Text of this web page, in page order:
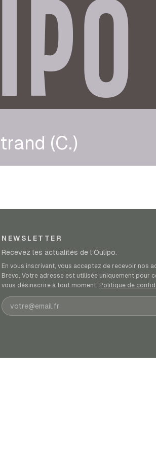
(C.)
NEWSLETTER
Recevez les actualités de l’Oulipo.
En vous inscrivant, vous acceptez de recevoir nos
Brevo. Votre adresse est utilisée uniquement pour
vous désinscrire à tout moment. Politique de
Adresse e-mail